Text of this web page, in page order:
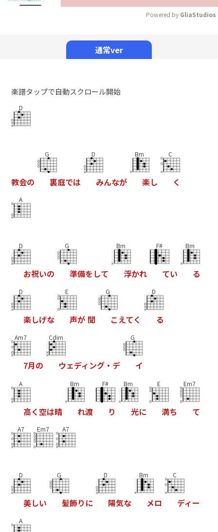
Powered by GliaStudios
通常ver
楽譜タップで自動スクロール開始
D
教会の
G
裏庭では
D
みんなが
Bm
楽し
C
く
A
D
お祝いの
G
準備をして
Bm
浮かれ
F#
てい
Bm
る
D
楽しげな
E
声が 聞
G
こえてく
D
る
Am7
7月の
Cdim
ウェディ ング・ デ
G
イ
A
高く 空は晴
Bm
れ渡
F#
り
Bm
光に
E
満ち
Em7
て
A7 Em7 A7
D
美しい
G
髪飾り に
D
陽気な
Bm
メロ
C
ディー
A